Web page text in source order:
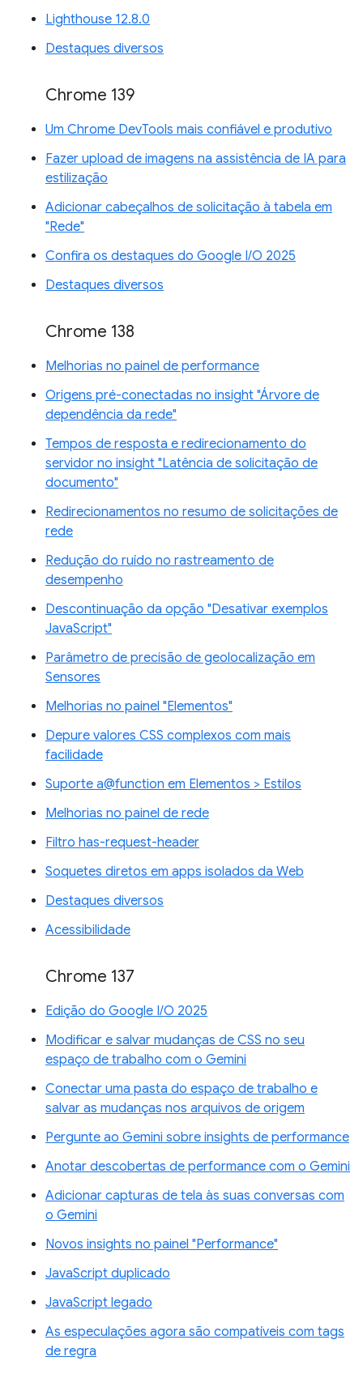
Lighthouse 12.8.0
Destaques diversos
Chrome 139
Um Chrome DevTools mais confiável e produtivo
Fazer upload de imagens na assistência de IA para
estilização
Adicionar cabeçalhos de solicitação à tabela em
"Rede"
Confira os destaques do Google I/O 2025
Destaques diversos
Chrome 138
Melhorias no painel de performance
Origens pré-conectadas no insight "Árvore de
dependência da rede"
Tempos de resposta e redirecionamento do
servidor no insight "Latência de solicitação de
documento"
Redirecionamentos no resumo de solicitações de
rede
Redução do ruído no rastreamento de
desempenho
Descontinuação da opção "Desativar exemplos
JavaScript"
Parâmetro de precisão de geolocalização em
Sensores
Melhorias no painel "Elementos"
Depure valores CSS complexos com mais
facilidade
Suporte a@function em Elementos > Estilos
Melhorias no painel de rede
Filtro has-request-header
Soquetes diretos em apps isolados da Web
Destaques diversos
Acessibilidade
Chrome 137
Edição do Google I/O 2025
Modificar e salvar mudanças de CSS no seu
espaço de trabalho com o Gemini
Conectar uma pasta do espaço de trabalho e
salvar as mudanças nos arquivos de origem
Pergunte ao Gemini sobre insights de performance
Anotar descobertas de performance com o Gemini
Adicionar capturas de tela às suas conversas com
o Gemini
Novos insights no painel "Performance"
JavaScript duplicado
JavaScript legado
As especulações agora são compatíveis com tags
de regra